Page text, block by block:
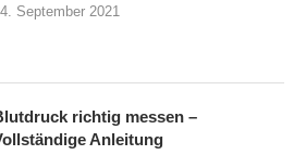
September 2021
richtig messen –
Anleitung